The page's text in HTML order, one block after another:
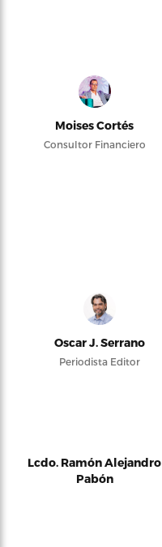
Moises Cortés
Consultor Financiero
Oscar J. Serrano
Periodista Editor
Lcdo. Ramón Alejandro
Pabón